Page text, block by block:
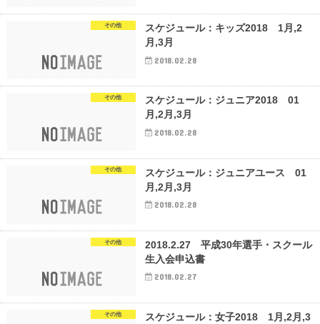
その他
スケジュール：キッズ2018 1月,2
月,3月
2018.02.28
その他
スケジュール：ジュニア2018 01
月,2月,3月
2018.02.28
その他
スケジュール：ジュニアユース 01
月,2月,3月
2018.02.28
その他
2018.2.27 平成30年選手・スクール
生入会申込書
2018.02.27
その他
スケジュール：女子2018 1月,2月,3